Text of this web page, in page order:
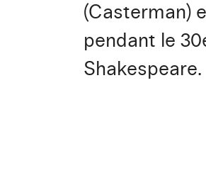
(Casterman)
pendant le
Shakespeare.